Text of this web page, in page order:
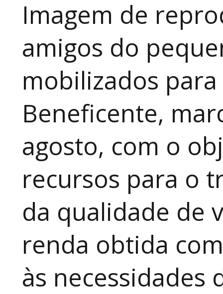
Imagem de
amigos do
mobilizados
Beneficente,
agosto, com o
recursos para o
da qualidade de
renda obtida
às necessidades